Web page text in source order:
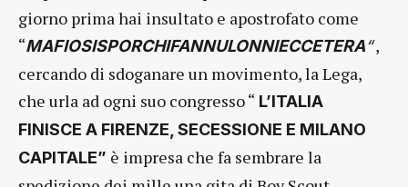
giorno prima hai insultato e apostrofato come
“MAFIOSISPORCHIFANNULONNIECCETERA“,
cercando di sdoganare un movimento, la Lega,
che urla ad ogni suo congresso “ L’ITALIA
FINISCE A FIRENZE, SECESSIONE E MILANO
CAPITALE” è impresa che fa sembrare la